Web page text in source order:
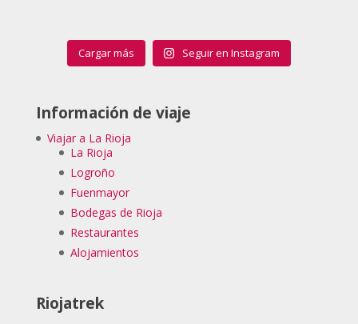
Cargar más Seguir en Instagram
Información de viaje
Viajar a La Rioja
La Rioja
Logroño
Fuenmayor
Bodegas de Rioja
Restaurantes
Alojamientos
Riojatrek